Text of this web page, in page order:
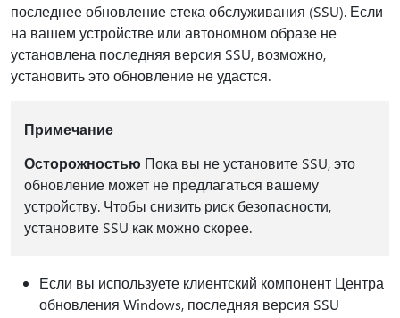
последнее обновление стека обслуживания (SSU). Если
на вашем устройстве или автономном образе не
установлена последняя версия SSU, возможно,
установить это обновление не удастся.
Примечание
Осторожностью Пока вы не установите SSU, это
обновление может не предлагаться вашему
устройству. Чтобы снизить риск безопасности,
установите SSU как можно скорее.
Если вы используете клиентский компонент Центра
обновления Windows, последняя версия SSU